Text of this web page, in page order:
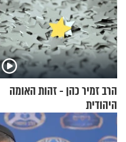
הרב זמיר כהן - זהות האומה
היהודית